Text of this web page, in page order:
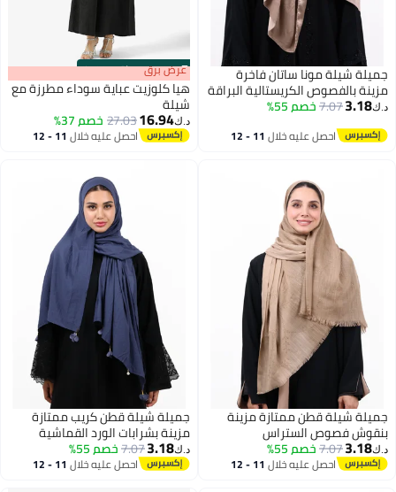
جميلة شيلة مونا ساتان فاخرة
مزينة بالفصوص الكريستالية البراقة
(بني هادئ / موكا ناعم)
د.ك‏3.18
7.07خصم 55%
احصل عليه خلال 11 - 12
00m:00s
·باقي 100% عرض برق
هيا كلوزيت عباية سوداء مطرزة مع
شيلة
د.ك‏16.94
27.03خصم 37%
احصل عليه خلال 11 - 12
جميلة شيلة قطن ممتازة مزينة
بنقوش فصوص الستراس
الكريستالية (بني كستنائي)
د.ك‏3.18
7.07خصم 55%
احصل عليه خلال 11 - 12
جميلة شيلة قطن كريب ممتازة
مزينة بشرابات الورد القماشية
وحبات اللؤلؤ (أزرق رمادي)
د.ك‏3.18
7.07خصم 55%
احصل عليه خلال 11 - 12